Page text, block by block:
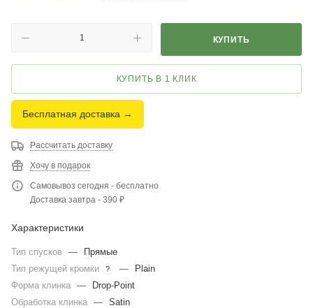
КУПИТЬ
КУПИТЬ В 1 КЛИК
Бесплатная доставка →
Рассчитать доставку
Хочу в подарок
Самовывоз сегодня - бесплатно
Доставка завтра - 390 ₽
Характеристики
Тип спусков —
Прямые
Тип режущей кромки
? —
Plain
Форма клинка —
Drop-Point
Обработка клинка — Satin